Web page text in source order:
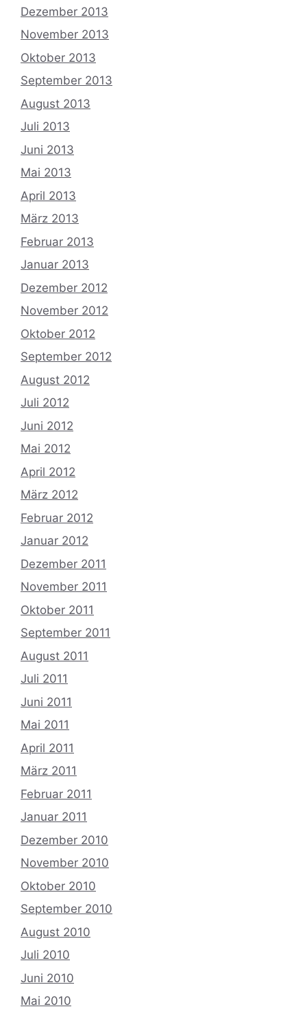
Dezember 2013
November 2013
Oktober 2013
September 2013
August 2013
Juli 2013
Juni 2013
Mai 2013
April 2013
März 2013
Februar 2013
Januar 2013
Dezember 2012
November 2012
Oktober 2012
September 2012
August 2012
Juli 2012
Juni 2012
Mai 2012
April 2012
März 2012
Februar 2012
Januar 2012
Dezember 2011
November 2011
Oktober 2011
September 2011
August 2011
Juli 2011
Juni 2011
Mai 2011
April 2011
März 2011
Februar 2011
Januar 2011
Dezember 2010
November 2010
Oktober 2010
September 2010
August 2010
Juli 2010
Juni 2010
Mai 2010